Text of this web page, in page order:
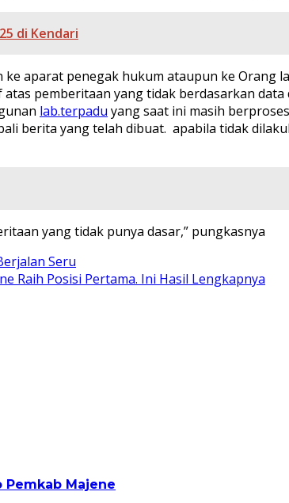
di Kendari
aparat penegak hukum ataupun ke Orang
pemberitaan yang tidak berdasarkan
lab.terpadu yang saat ini masih
berita yang telah dibuat. apabila tidak
yang tidak punya dasar,” pungkasnya
Seru
Raih Posisi Pertama. Ini Hasil Lengkapnya
Pemkab Majene